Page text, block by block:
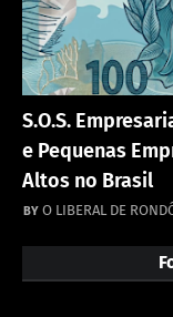
S.O.S.
e Pequenas
Altos no Brasil
O LIBERAL DE